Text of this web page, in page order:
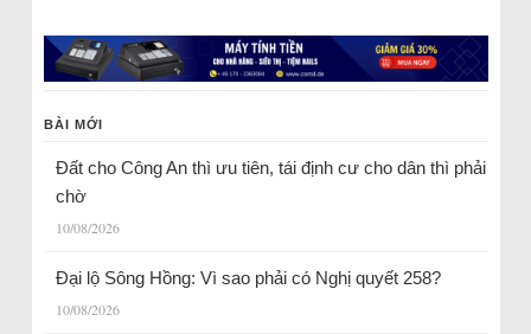
BÀI MỚI
Đất cho Công An thì ưu tiên, tái định cư cho dân thì phải
chờ
10/08/2026
Đại lộ Sông Hồng: Vì sao phải có Nghị quyết 258?
10/08/2026